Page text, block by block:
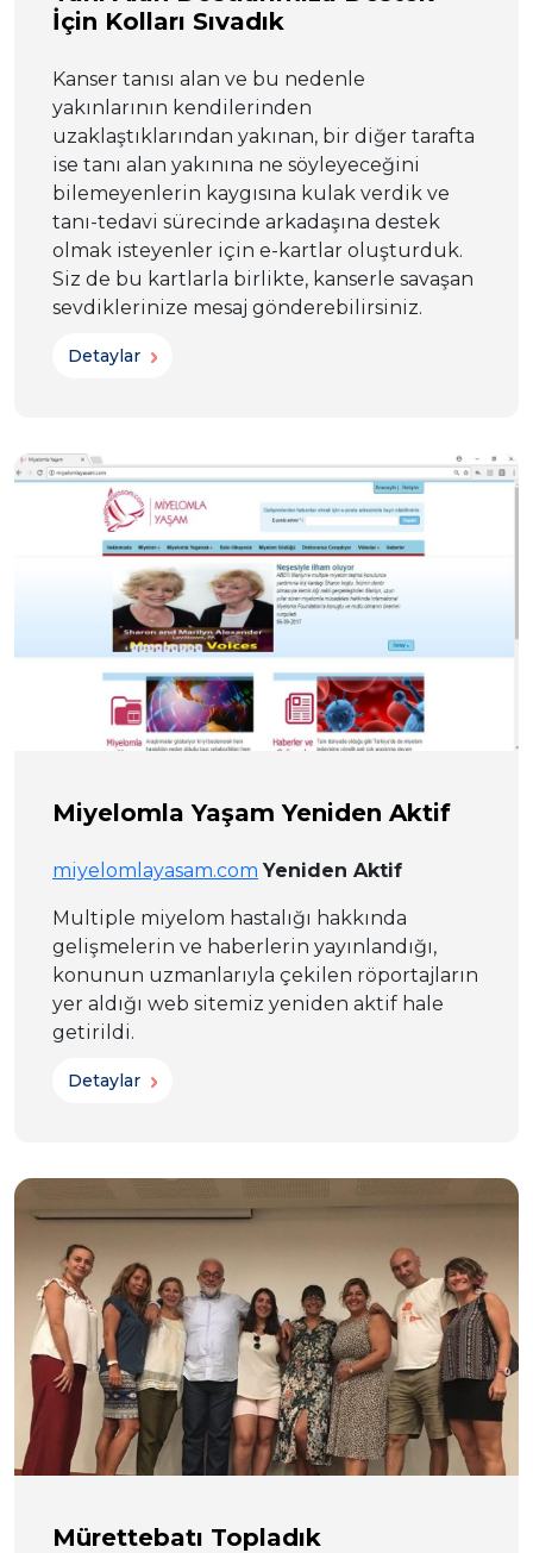
İçin Kolları Sıvadık
Kanser tanısı alan ve bu nedenle
yakınlarının kendilerinden
uzaklaştıklarından yakınan, bir diğer tarafta
ise tanı alan yakınına ne söyleyeceğini
bilemeyenlerin kaygısına kulak verdik ve
tanı-tedavi sürecinde arkadaşına destek
olmak isteyenler için e-kartlar oluşturduk.
Siz de bu kartlarla birlikte, kanserle savaşan
sevdiklerinize mesaj gönderebilirsiniz.
Detaylar
Miyelomla Yaşam Yeniden Aktif
miyelomlayasam.com Yeniden Aktif
Multiple miyelom hastalığı hakkında
gelişmelerin ve haberlerin yayınlandığı,
konunun uzmanlarıyla çekilen röportajların
yer aldığı web sitemiz yeniden aktif hale
getirildi.
Detaylar
Mürettebatı Topladık